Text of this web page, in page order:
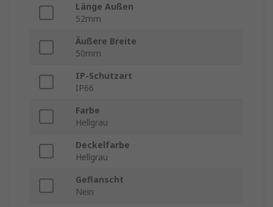
Länge Außen
52mm
Äußere Breite
50mm
IP-Schutzart
IP66
Farbe
Hellgrau
Deckelfarbe
Hellgrau
Geflanscht
Nein